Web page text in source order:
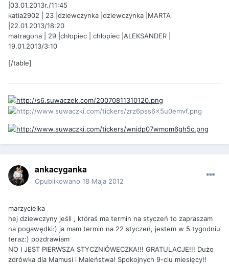
|03.01.2013r./11:45
katia2902 | 23 |dziewczynka |dziewczynka |MARTA
|22.01.2013/18:20
matragona | 29 |chłopiec | chłopiec |ALEKSANDER |
19.01.2013/3:10
[/table]
ankacyganka
Opublikowano 18 Maja 2012
marzycielka
hej dziewczyny jeśli , któraś ma termin na styczeń to zapraszam
na pogawędki:) ja mam termin na 22 styczeń, jestem w 5 tygodniu
teraz:) pozdrawiam
NO I JEST PIERWSZA STYCZNIÓWECZKA!!! GRATULACJE!!! Dużo
zdrówka dla Mamusi i Maleństwa! Spokojnych 9-ciu miesięcy!!